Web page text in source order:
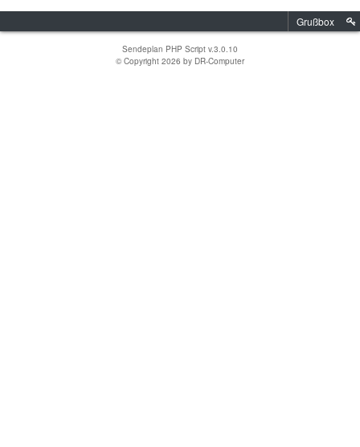
Grußbox
Sendeplan PHP Script v.3.0.10
© Copyright 2026 by DR-Computer